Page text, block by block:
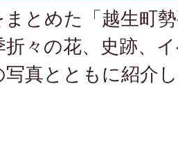
とめた「越生町
折々の花、史跡、
写真とともに紹介